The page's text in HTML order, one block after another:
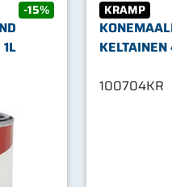
-15% KRAMP
100704KR